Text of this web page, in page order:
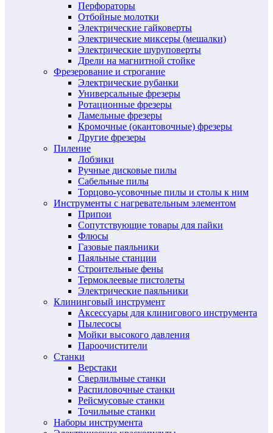
Перфораторы
Отбойные молотки
Электрические гайковерты
Электрические миксеры (мешалки)
Электрические шуруповерты
Дрели на магнитной стойке
Фрезерование и строгание
Электрические рубанки
Универсальные фрезеры
Ротационные фрезеры
Ламельные фрезеры
Кромочные (окантовочные) фрезеры
Другие фрезеры
Пиление
Лобзики
Ручные дисковые пилы
Сабельные пилы
Торцово-усовочные пилы и столы к ним
Инструменты с нагревательным элементом
Припои
Сопутствующие товары для пайки
Флюсы
Газовые паяльники
Паяльные станции
Строительные фены
Термоклеевые пистолеты
Электрические паяльники
Клининговый инструмент
Аксессуары для клинигового инструмента
Пылесосы
Мойки высокого давления
Пароочистители
Станки
Верстаки
Сверлильные станки
Распиловочные станки
Рейсмусовые станки
Точильные станки
Наборы инструмента